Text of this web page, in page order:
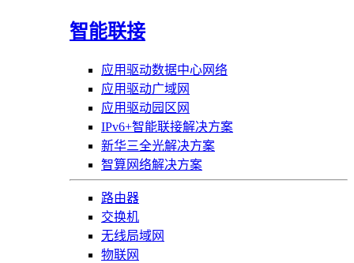
智能联接
应用驱动数据中心网络
应用驱动广域网
应用驱动园区网
IPv6+智能联接解决方案
新华三全光解决方案
智算网络解决方案
路由器
交换机
无线局域网
物联网